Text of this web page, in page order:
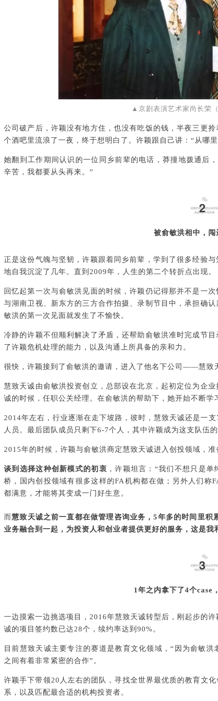
▲京剧表演艺术家尚长荣
公司破产后，许颖没有地方住，也没有吃饭的钱，半夜三更
个酒吧里流浪了一夜，终于想明白了。许颖跟自己讲：“从哪
她翻到工作期间认识的一位同乡前辈的电话，莽撞地拨通后
辛苦，我都要从头再来。”
2
被俞敏洪相中，闯
正是这份气魄与坚韧，许颖跟着同乡前辈，学到了很多经验
地自我沉淀了几年。直到2009年，人生的第二个转折点出现。
回忆起第一次与俞敏洪见面的时候，许颖仍记得那并不是一
与湖南卫视、新东方的三方合作拍摄、录制节目中，承担确
敏洪的第一次见面就发生了不愉快。
冷静的许颖不但顺利解决了矛盾，还帮助俞敏洪准时完成节
了许颖危机处理的能力，以及沟通上所具备的亲和力。
很快，许颖接到了俞敏洪的邀请，进入了他名下公司——慧致
慧致天诚由俞敏洪投资创立，总部设在北京，起初定位为企
诚的时候，任职公关经理。在俞敏洪的帮助下，她开始不断学
2014年左右，行业逐渐在走下坡路，彼时，慧致天诚还是一
人员。最后团队成员只剩下6-7个人，其中许颖成为这支队伍
2015年的时候，许颖与俞敏洪商定慧致天诚进入创投领域，
谈到选择这种创新模式的初衷 ，许颖坦言：“我们不想只是
桥，国内创投领域有很多这样的FA机构都在做；另外人们称
都满意，才能将其变成一门好生意。
而慧致天诚之前一直都在做管理咨询业务，5年多的时间里
业务融合到一起，为投资人和创业者提供更好的服务，这是
3
1年之内拿下了4个case
一边摸索一边挑选项目，2016年慧致天诚转型后，刚起步的
诚的项目签约数已达28个，续约率达到90%。
目前慧致天诚主要专注的赛道是教育文化领域，“因为俞敏
之间有着非常紧密的合作”。
许颖手下带领20人左右的团队，寻找全世界最优质的教育文
系，以及匹配最合适的机构投资者。